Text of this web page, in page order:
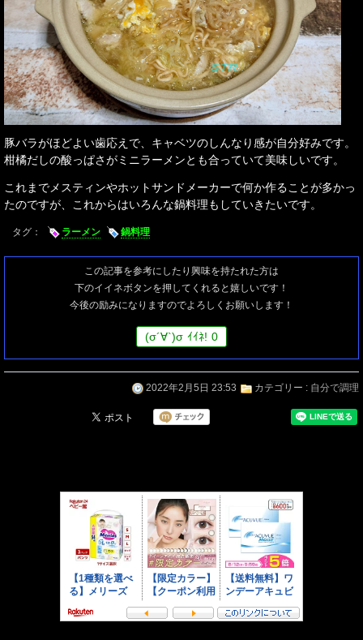
豚バラがほどよい歯応えで、キャベツのしんなり感が自分好みです。
柑橘だしの酸っぱさがミニラーメンとも合っていて美味しいです。
これまでメスティンやホットサンドメーカーで何か作ることが多かっ
たのですが、これからはいろんな鍋料理もしていきたいです。
タグ： ラーメン 鍋料理
この記事を参考にしたり興味を持たれた方は
下のイイネボタンを押してくれると嬉しいです！
今後の励みになりますのでよろしくお願いします！
(σ´∀`)σ ｲｲﾈ! 0
2022年2月5日 23:53 カテゴリー : 自分で調理